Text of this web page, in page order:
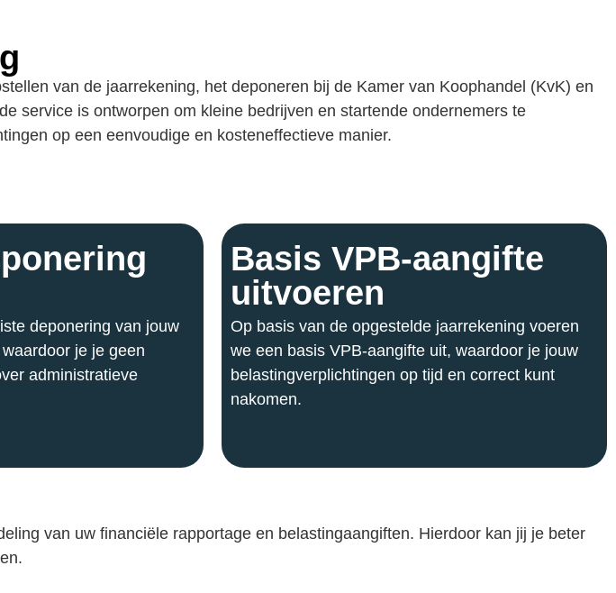
van de jaarrekening, het deponeren bij de Kamer van Koophandel (KvK) en
service is ontworpen om kleine bedrijven en startende ondernemers te
op een eenvoudige en kosteneffectieve manier.
deponering van jouw
je je geen
administratieve
Basis VPB-aangifte
uitvoeren
Op basis van de opgestelde jaarrekening voeren
we een basis VPB-aangifte uit, waardoor je jouw
belastingverplichtingen op tijd en correct kunt
nakomen.
van uw financiële rapportage en belastingaangiften. Hierdoor kan jij je beter